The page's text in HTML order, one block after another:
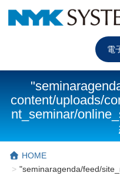
電
content/uploads/
nt_seminar/
HOME
"seminaragenda/feed/